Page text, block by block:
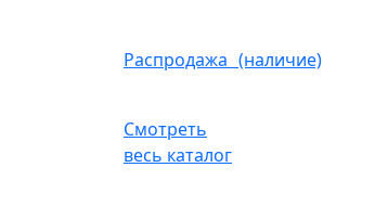
Распродажа (наличие)
Смотреть
весь каталог